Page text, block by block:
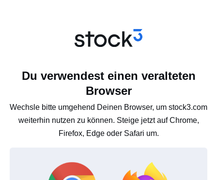
Du verwendest einen veralteten
Browser
Wechsle bitte umgehend Deinen Browser, um stock3.com
weiterhin nutzen zu können. Steige jetzt auf Chrome,
Firefox, Edge oder Safari um.